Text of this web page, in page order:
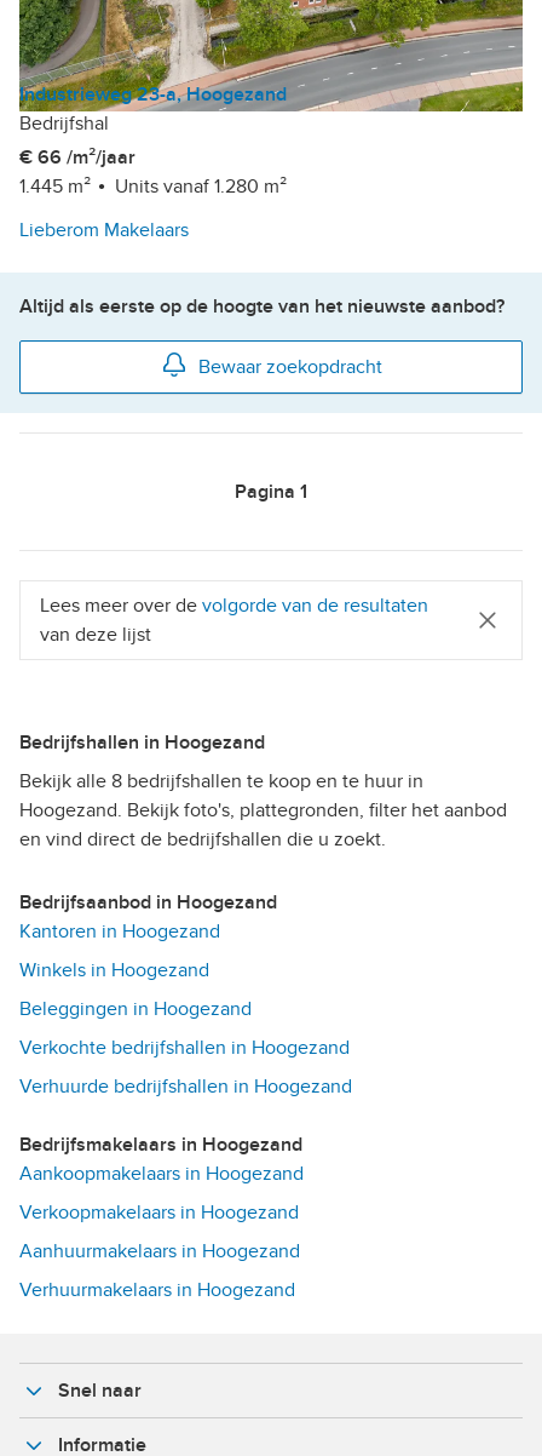
Industrieweg 23-a, Hoogezand
Bedrijfshal
€ 66 /m²/jaar
1.445 m²
Units vanaf 1.280 m²
Lieberom Makelaars
Altijd als eerste op de hoogte van het nieuwste aanbod?
Bewaar zoekopdracht
Pagina 1
Lees meer over de volgorde van de resultaten
van deze lijst
Bedrijfshallen in Hoogezand
Bekijk alle 8 bedrijfshallen te koop en te huur in
Hoogezand. Bekijk foto's, plattegronden, filter het aanbod
en vind direct de bedrijfshallen die u zoekt.
Bedrijfsaanbod in Hoogezand
Kantoren in Hoogezand
Winkels in Hoogezand
Beleggingen in Hoogezand
Verkochte bedrijfshallen in Hoogezand
Verhuurde bedrijfshallen in Hoogezand
Bedrijfsmakelaars in Hoogezand
Aankoopmakelaars in Hoogezand
Verkoopmakelaars in Hoogezand
Aanhuurmakelaars in Hoogezand
Verhuurmakelaars in Hoogezand
Snel naar
Informatie